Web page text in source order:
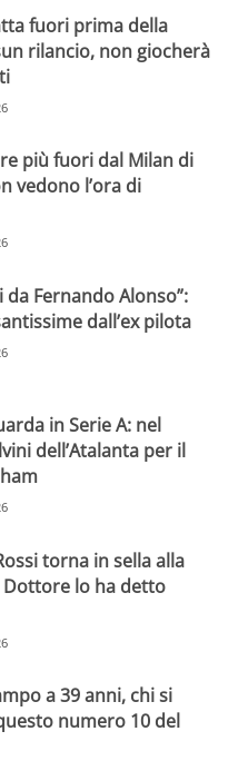
fuori prima della
rilancio, non giocherà
più fuori dal Milan di
vedono l’ora di
da Fernando Alonso”:
dall’ex pilota
in Serie A: nel
dell’Atalanta per il
torna in sella alla
Dottore lo ha detto
a 39 anni, chi si
numero 10 del